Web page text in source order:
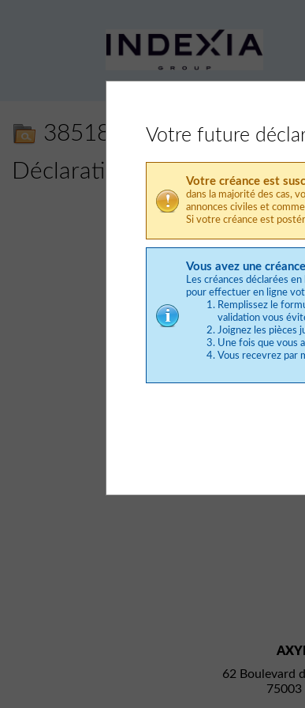
38518 - HUBSIDE
Déclaration de créance en
Votre future
Votre créance est
dans la majorité des cas,
annonces civiles et
Si votre créance est
Vous avez une
Les créances déclarées
pour effectuer en ligne
Remplissez le
validation vous
Joignez les pièces
Une fois que vous
Vous recevrez par
62 Boulevard
75003